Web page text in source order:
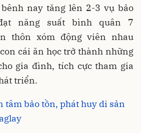
nay tăng lên 2-3 vụ bảo
năng suất bình quân 7
thôn xóm động viên nhau
cái ăn học trở thành những
gia đình, tích cực tham gia
triển.
tâm bảo tồn, phát huy di sản